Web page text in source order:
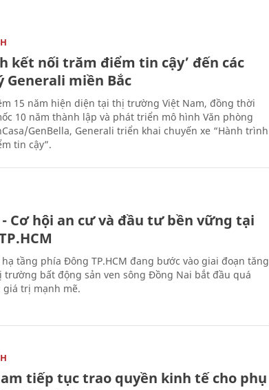
kết nối trăm điểm tin cậy’ đến các
Generali miền Bắc
15 năm hiện diện tại thị trường Việt Nam, đồng thời
10 năm thành lập và phát triển mô hình Văn phòng
GenBella, Generali triển khai chuyến xe “Hành trình
tin cậy”.
Cơ hội an cư và đầu tư bền vững tại
tầng phía Đông TP.HCM đang bước vào giai đoạn tăng
trường bất động sản ven sông Đồng Nai bắt đầu quá
trị mạnh mẽ.
tiếp tục trao quyền kinh tế cho phụ